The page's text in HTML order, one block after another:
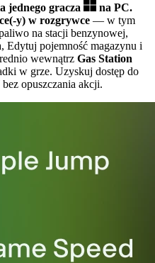
jednego gracza
na PC.
y) w rozgrywce — w tym
na stacji benzynowej,
Edytuj pojemność magazynu i
wewnątrz Gas Station
w grze. Uzyskuj dostęp do
opuszczania akcji.